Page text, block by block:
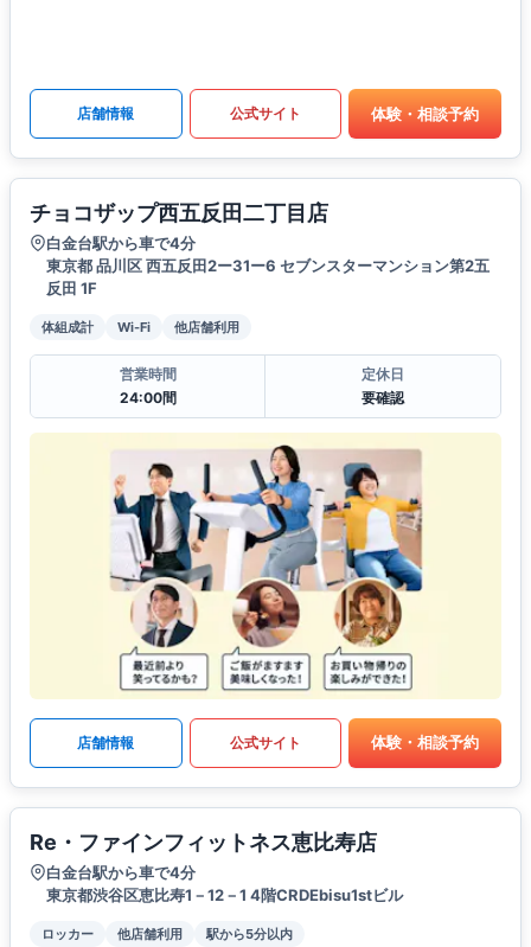
店舗情報 公式サイト 体験・相談予約
チョコザップ西五反田二丁目店
白金台駅から車で4分
東京都 品川区 西五反田2ー31ー6 セブンスターマンション第2五
反田 1F
体組成計 Wi-Fi 他店舗利用
営業時間
24:00間
定休日
要確認
店舗情報 公式サイト 体験・相談予約
Re・ファインフィットネス恵比寿店
白金台駅から車で4分
東京都渋谷区恵比寿1－12－1 4階CRDEbisu1stビル
ロッカー 他店舗利用 駅から5分以内